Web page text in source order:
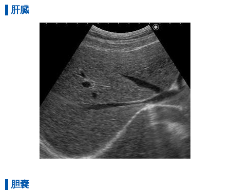
肝臓
胆嚢